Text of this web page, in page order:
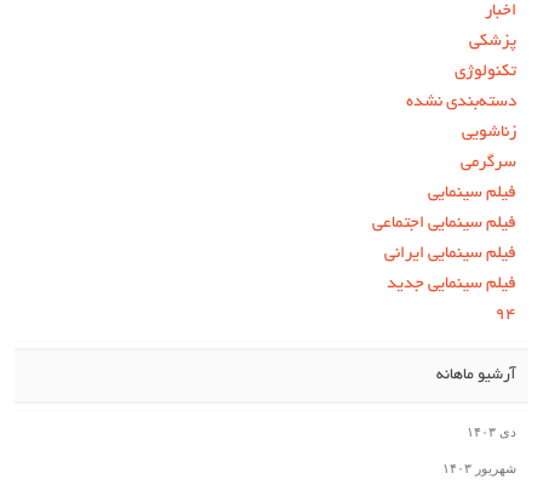
اخبار
پزشکی
تکنولوژی
دسته‌بندی نشده
زناشویی
سرگرمی
فیلم سینمایی
فیلم سینمایی اجتماعی
فیلم سینمایی ایرانی
فیلم سینمایی جدید
۹۴
آرشیو ماهانه
دی ۱۴۰۳
شهریور ۱۴۰۳